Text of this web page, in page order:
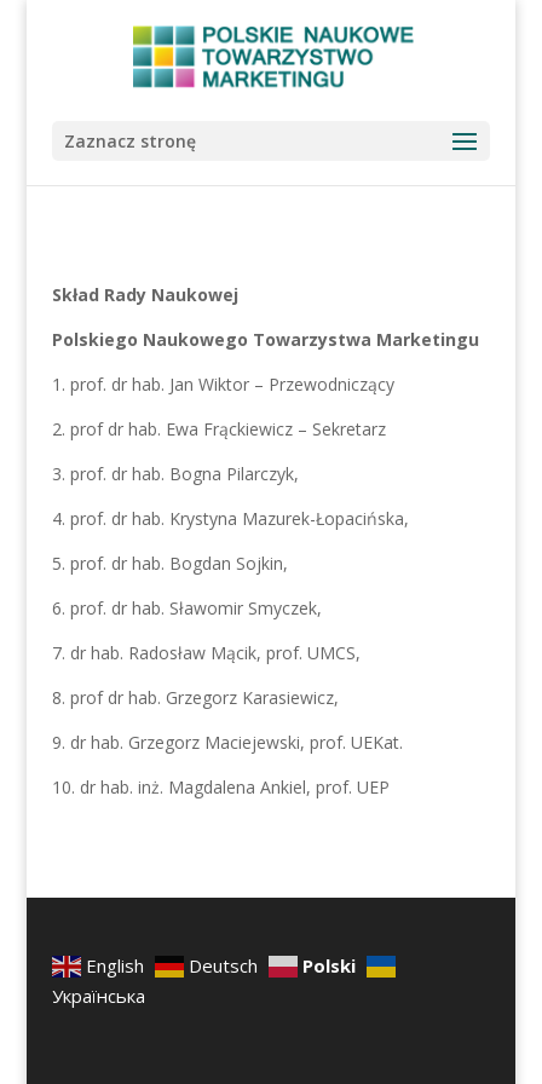
Zaznacz stronę
Skład Rady Naukowej
Polskiego Naukowego Towarzystwa Marketingu
1. prof. dr hab. Jan Wiktor – Przewodniczący
2. prof dr hab. Ewa Frąckiewicz – Sekretarz
3. prof. dr hab. Bogna Pilarczyk,
4. prof. dr hab. Krystyna Mazurek-Łopacińska,
5. prof. dr hab. Bogdan Sojkin,
6. prof. dr hab. Sławomir Smyczek,
7. dr hab. Radosław Mącik, prof. UMCS,
8. prof dr hab. Grzegorz Karasiewicz,
9. dr hab. Grzegorz Maciejewski, prof. UEKat.
10. dr hab. inż. Magdalena Ankiel, prof. UEP
English Deutsch
Polski
Українська